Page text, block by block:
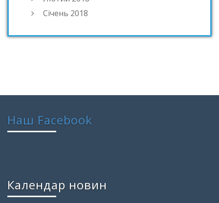
Січень 2018
Наш Facebook
Календар новин